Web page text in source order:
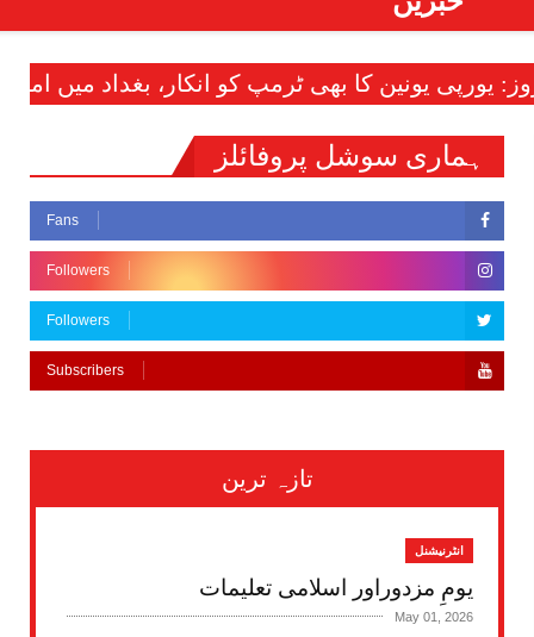
ہماری سوشل پروفائلز
Fans
Followers
Followers
Subscribers
تازہ ترین
انٹرنیشنل
یومِ مزدوراور اسلامی تعلیمات
May 01, 2026